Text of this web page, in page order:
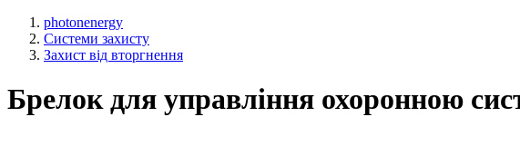
photonenergy
Системи захисту
Захист від вторгнення
Брелок для управління охоронною